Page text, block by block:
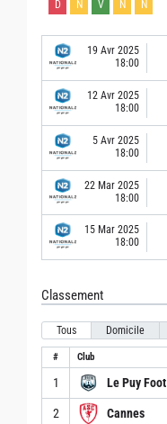
D N V N N
19 Avr 2025
18:00
12 Avr 2025
18:00
5 Avr 2025
18:00
22 Mar 2025
18:00
15 Mar 2025
18:00
Classement
Tous Domicile
# Club
1 Le Puy Foot
2 Cannes